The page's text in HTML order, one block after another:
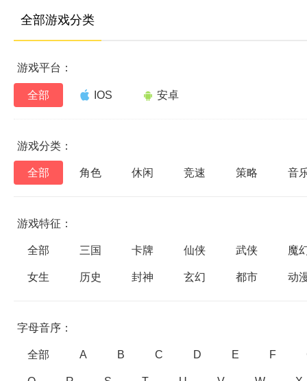
全部游戏分类
游戏平台：
全部 IOS 安卓
游戏分类：
全部 角色 休闲 竞速 策略 音
游戏特征：
全部 三国 卡牌 仙侠 武侠 魔
女生 历史 封神 玄幻 都市 动
字母音序：
全部 A B C D E F